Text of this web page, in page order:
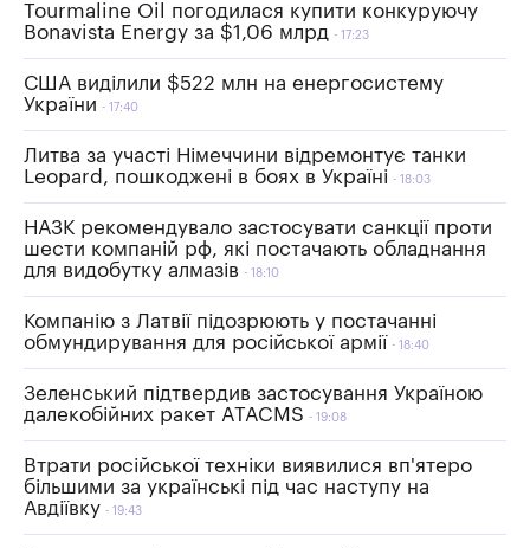
Tourmaline Oil погодилася купити конкуруючу
Bonavista Energy за $1,06 млрд
17:23
США виділили $522 млн на енергосистему
України
17:40
Литва за участі Німеччини відремонтує танки
Leopard, пошкоджені в боях в Україні
18:03
НАЗК рекомендувало застосувати санкції проти
шести компаній рф, які постачають обладнання
для видобутку алмазів
18:10
Компанію з Латвії підозрюють у постачанні
обмундирування для російської армії
18:40
Зеленський підтвердив застосування Україною
далекобійних ракет ATACMS
19:08
Втрати російської техніки виявилися вп'ятеро
більшими за українські під час наступу на
Авдіївку
19:43